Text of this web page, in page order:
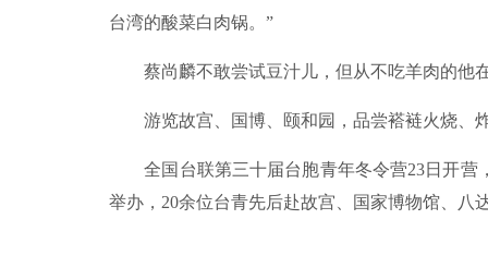
台湾的酸菜白肉锅。”
蔡尚麟不敢尝试豆汁儿，但从不吃羊肉的他
游览故宫、国博、颐和园，品尝褡裢火烧、
全国台联第三十届台胞青年冬令营23日开营
举办，20余位台青先后赴故宫、国家博物馆、八